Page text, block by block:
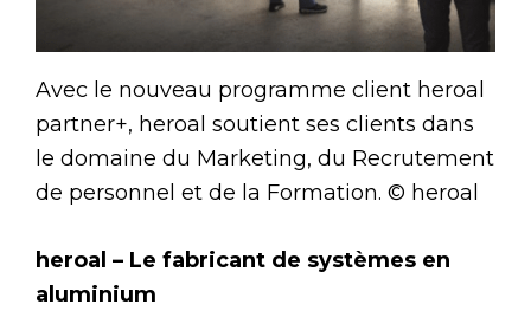
Avec le nouveau programme client heroal
partner+, heroal soutient ses clients dans
le domaine du Marketing, du Recrutement
de personnel et de la Formation. © heroal
heroal – Le fabricant de systèmes en
aluminium